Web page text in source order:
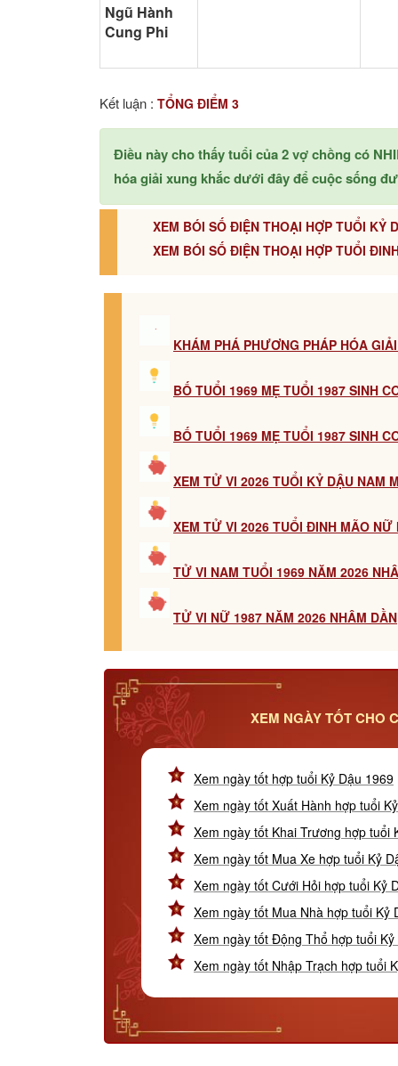
Ngũ Hành
Cung Phi
Kết luận : TỔNG ĐIỂM 3
Điều này cho thấy tuổi của 2 vợ chồng có
hóa giải xung khắc dưới đây để cuộc sống
XEM BÓI SỐ ĐIỆN THOẠI HỢP TUỔI KỶ
XEM BÓI SỐ ĐIỆN THOẠI HỢP TUỔI
KHÁM PHÁ PHƯƠNG PHÁP HÓA
BỐ TUỔI 1969 MẸ TUỔI 1987 SINH
BỐ TUỔI 1969 MẸ TUỔI 1987 SINH
XEM TỬ VI 2026 TUỔI KỶ DẬU NAM
XEM TỬ VI 2026 TUỔI ĐINH MÃO NỮ
TỬ VI NAM TUỔI 1969 NĂM 2026
TỬ VI NỮ 1987 NĂM 2026 NHÂM DẦN
XEM NGÀY TỐT CHO
Xem ngày tốt hợp tuổi Kỷ Dậu 1969
Xem ngày tốt Xuất Hành hợp tuổi
Xem ngày tốt Khai Trương hợp tuổi
Xem ngày tốt Mua Xe hợp tuổi Kỷ
Xem ngày tốt Cưới Hỏi hợp tuổi Kỷ
Xem ngày tốt Mua Nhà hợp tuổi Kỷ
Xem ngày tốt Động Thổ hợp tuổi
Xem ngày tốt Nhập Trạch hợp tuổi